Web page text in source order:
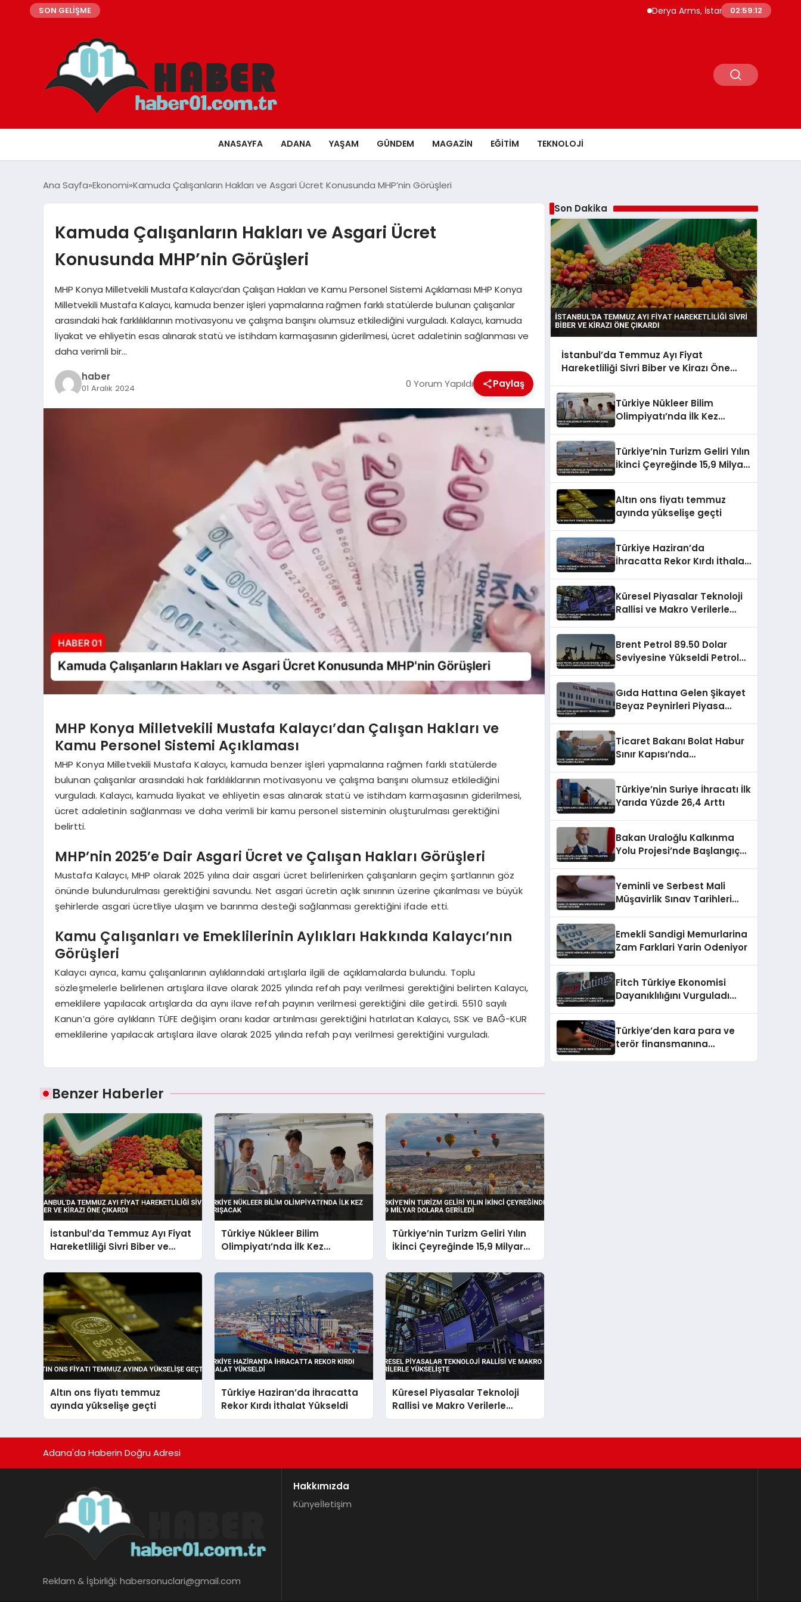
SON GELİŞME Derya Arms, İstanbul Prohunt 2026’da
02:59:13
ANASAYFA ADANA YAŞAM GÜNDEM MAGAZIN EĞITIM TEKNOLOJI
Ana Sayfa Ekonomi Kamuda Çalışanların Hakları ve Asgari Ücret Konusunda MHP’nin Görüşleri
Kamuda Çalışanların Hakları ve Asgari Ücret
Konusunda MHP’nin Görüşleri
MHP Konya Milletvekili Mustafa Kalaycı’dan Çalışan Hakları ve Kamu Personel Sistemi Açıklaması MHP Konya
Milletvekili Mustafa Kalaycı, kamuda benzer işleri yapmalarına rağmen farklı statülerde bulunan çalışanlar
arasındaki hak farklılıklarının motivasyonu ve çalışma barışını olumsuz etkilediğini vurguladı. Kalaycı, kamuda
liyakat ve ehliyetin esas alınarak statü ve istihdam karmaşasının giderilmesi, ücret adaletinin sağlanması ve
daha verimli bir…
haber
01 Aralık 2024 0 Yorum Yapıldı Paylaş
MHP Konya Milletvekili Mustafa Kalaycı’dan Çalışan Hakları ve
Kamu Personel Sistemi Açıklaması
MHP Konya Milletvekili Mustafa Kalaycı, kamuda benzer işleri yapmalarına rağmen farklı statülerde
bulunan çalışanlar arasındaki hak farklılıklarının motivasyonu ve çalışma barışını olumsuz etkilediğini
vurguladı. Kalaycı, kamuda liyakat ve ehliyetin esas alınarak statü ve istihdam karmaşasının giderilmesi,
ücret adaletinin sağlanması ve daha verimli bir kamu personel sisteminin oluşturulması gerektiğini
belirtti.
MHP’nin 2025’e Dair Asgari Ücret ve Çalışan Hakları Görüşleri
Mustafa Kalaycı, MHP olarak 2025 yılına dair asgari ücret belirlenirken çalışanların geçim şartlarının göz
önünde bulundurulması gerektiğini savundu. Net asgari ücretin açlık sınırının üzerine çıkarılması ve büyük
şehirlerde asgari ücretliye ulaşım ve barınma desteği sağlanması gerektiğini ifade etti.
Kamu Çalışanları ve Emeklilerinin Aylıkları Hakkında Kalaycı’nın
Görüşleri
Kalaycı ayrıca, kamu çalışanlarının aylıklarındaki artışlarla ilgili de açıklamalarda bulundu. Toplu
sözleşmelerle belirlenen artışlara ilave olarak 2025 yılında refah payı verilmesi gerektiğini belirten Kalaycı,
emeklilere yapılacak artışlarda da aynı ilave refah payının verilmesi gerektiğini dile getirdi. 5510 sayılı
Kanun’a göre aylıkların TÜFE değişim oranı kadar artırılması gerektiğini hatırlatan Kalaycı, SSK ve BAĞ-KUR
emeklilerine yapılacak artışlara ilave olarak 2025 yılında refah payı verilmesi gerektiğini vurguladı.
Benzer Haberler
İstanbul’da Temmuz Ayı Fiyat
Hareketliliği Sivri Biber ve
Kirazı Öne Çıkardı
Türkiye Nükleer Bilim
Olimpiyatı’nda İlk Kez
Yarışacak
Türkiye’nin Turizm Geliri Yılın
İkinci Çeyreğinde 15,9 Milyar
Dolara Geriledi
Altın ons fiyatı temmuz
ayında yükselişe geçti
Türkiye Haziran’da İhracatta
Rekor Kırdı İthalat Yükseldi
Küresel Piyasalar Teknoloji
Rallisi ve Makro Verilerle
Yükselişte
Son Dakika
İstanbul’da Temmuz Ayı Fiyat
Hareketliliği Sivri Biber ve Kirazı Öne
Türkiye Nükleer Bilim
Olimpiyatı’nda İlk Kez
Türkiye’nin Turizm Geliri Yılın
İkinci Çeyreğinde 15,9 Milyar
Altın ons fiyatı temmuz
ayında yükselişe geçti
Türkiye Haziran’da
İhracatta Rekor Kırdı İthalat
Küresel Piyasalar Teknoloji
Rallisi ve Makro Verilerle
Brent Petrol 89.50 Dolar
Seviyesine Yükseldi Petrol
Gıda Hattına Gelen Şikayet
Beyaz Peynirleri Piyasa
Ticaret Bakanı Bolat Habur
Sınır Kapısı’nda
Türkiye’nin Suriye İhracatı İlk
Yarıda Yüzde 26,4 Arttı
Bakan Uraloğlu Kalkınma
Yolu Projesi’nde Başlangıç
Yeminli ve Serbest Mali
Müşavirlik Sınav Tarihleri
Emekli Sandigi Memurlarina
Zam Farklari Yarin Odeniyor
Fitch Türkiye Ekonomisi
Dayanıklılığını Vurguladı
Türkiye’den kara para ve
terör finansmanına
Adana'da Haberin Doğru Adresi
Reklam & İşbirliği: habersonuclari@gmail.com
Hakkımızda
Künyeİletişim